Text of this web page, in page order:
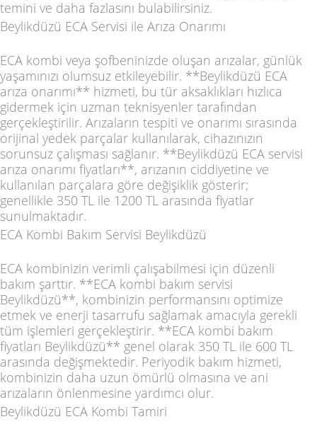
temini ve daha fazlasını bulabilirsiniz.
Beylikdüzü ECA Servisi ile Arıza Onarımı
ECA kombi veya şofbeninizde oluşan arızalar, günlük
yaşamınızı olumsuz etkileyebilir. **Beylikdüzü ECA
arıza onarımı** hizmeti, bu tür aksaklıkları hızlıca
gidermek için uzman teknisyenler tarafından
gerçekleştirilir. Arızaların tespiti ve onarımı sırasında
orijinal yedek parçalar kullanılarak, cihazınızın
sorunsuz çalışması sağlanır. **Beylikdüzü ECA servisi
arıza onarımı fiyatları**, arızanın ciddiyetine ve
kullanılan parçalara göre değişiklik gösterir;
genellikle 350 TL ile 1200 TL arasında fiyatlar
sunulmaktadır.
ECA Kombi Bakım Servisi Beylikdüzü
ECA kombinizin verimli çalışabilmesi için düzenli
bakım şarttır. **ECA kombi bakım servisi
Beylikdüzü**, kombinizin performansını optimize
etmek ve enerji tasarrufu sağlamak amacıyla gerekli
tüm işlemleri gerçekleştirir. **ECA kombi bakım
fiyatları Beylikdüzü** genel olarak 350 TL ile 600 TL
arasında değişmektedir. Periyodik bakım hizmeti,
kombinizin daha uzun ömürlü olmasına ve ani
arızaların önlenmesine yardımcı olur.
Beylikdüzü ECA Kombi Tamiri